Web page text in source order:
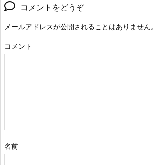
コメントをどうぞ
メールアドレスが公開されることはありません。
コメント
名前